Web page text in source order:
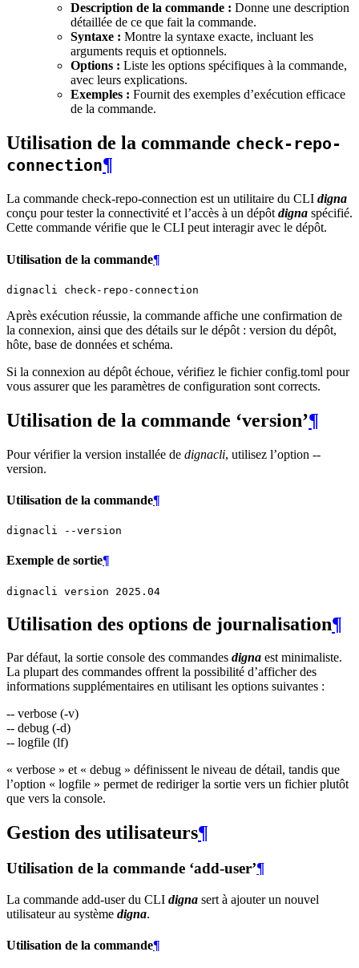
Description de la commande : Donne une description
détaillée de ce que fait la commande.
Syntaxe : Montre la syntaxe exacte, incluant les
arguments requis et optionnels.
Options : Liste les options spécifiques à la commande,
avec leurs explications.
Exemples : Fournit des exemples d’exécution efficace
de la commande.
Utilisation de la commande check-repo-
connection¶
La commande check-repo-connection est un utilitaire du CLI digna
conçu pour tester la connectivité et l’accès à un dépôt digna spécifié.
Cette commande vérifie que le CLI peut interagir avec le dépôt.
Utilisation de la commande¶
dignacli
Après exécution réussie, la commande affiche une confirmation de
la connexion, ainsi que des détails sur le dépôt : version du dépôt,
hôte, base de données et schéma.
Si la connexion au dépôt échoue, vérifiez le fichier config.toml pour
vous assurer que les paramètres de configuration sont corrects.
Utilisation de la commande ‘version’¶
Pour vérifier la version installée de dignacli, utilisez l’option --
version.
Utilisation de la commande¶
dignacli
Exemple de sortie¶
dignacli version 2025
Utilisation des options de journalisation¶
Par défaut, la sortie console des commandes digna est minimaliste.
La plupart des commandes offrent la possibilité d’afficher des
informations supplémentaires en utilisant les options suivantes :
-- verbose (-v)
-- debug (-d)
-- logfile (lf)
« verbose » et « debug » définissent le niveau de détail, tandis que
l’option « logfile » permet de rediriger la sortie vers un fichier plutôt
que vers la console.
Gestion des utilisateurs¶
Utilisation de la commande ‘add-user’¶
La commande add-user du CLI digna sert à ajouter un nouvel
utilisateur au système digna.
Utilisation de la commande¶